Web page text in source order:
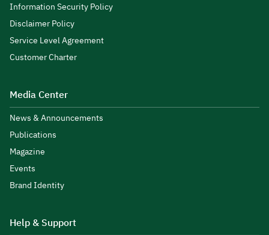
Information Security Policy
Disclaimer Policy
Service Level Agreement
Customer Charter
Media Center
News & Announcements
Publications
Magazine
Events
Brand Identity
Help & Support